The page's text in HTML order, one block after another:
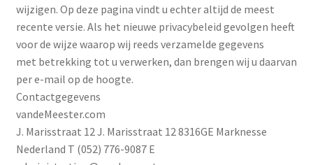
wijzigen. Op deze pagina vindt u echter altijd de meest
recente versie. Als het nieuwe privacybeleid gevolgen heeft
voor de wijze waarop wij reeds verzamelde gegevens
met betrekking tot u verwerken, dan brengen wij u daarvan
per e-mail op de hoogte.
Contactgegevens
vandeMeester.com
J. Marisstraat 12 J. Marisstraat 12 8316GE Marknesse
Nederland T (052) 776-9087 E